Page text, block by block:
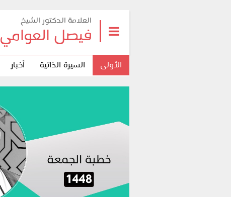
العلامة الدكتور الشيخ
فيصل العوامي
الأولى السيرة الذاتية أخبار